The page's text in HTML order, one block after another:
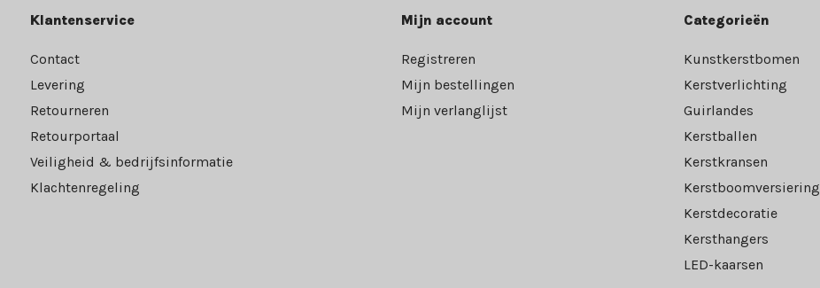
Klantenservice
Contact
Levering
Retourneren
Retourportaal
Veiligheid & bedrijfsinformatie
Klachtenregeling
Mijn account
Registreren
Mijn bestellingen
Mijn verlanglijst
Categorieën
Kunstkerstbomen
Kerstverlichting
Guirlandes
Kerstballen
Kerstkransen
Kerstboomversiering
Kerstdecoratie
Kersthangers
LED-kaarsen